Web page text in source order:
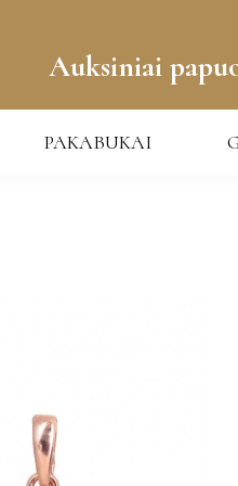
Auksiniai
PAKABUKAI